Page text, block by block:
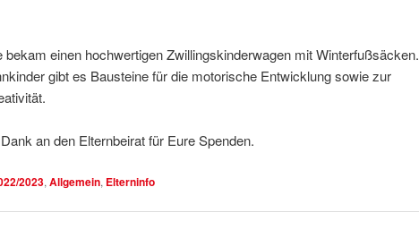
bekam einen hochwertigen Zwillingskinderwagen mit Winterfußsäcken.
gibt es Bausteine für die motorische Entwicklung sowie zur
an den Elternbeirat für Eure Spenden.
2023, Allgemein, Elterninfo